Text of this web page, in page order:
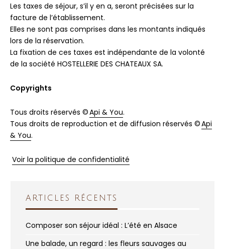
Les taxes de séjour, s’il y en a, seront précisées sur la
facture de l’établissement.
Elles ne sont pas comprises dans les montants indiqués
lors de la réservation.
La fixation de ces taxes est indépendante de la volonté
de la société HOSTELLERIE DES CHATEAUX SA.
Copyrights
Tous droits réservés ©Api & You.
Tous droits de reproduction et de diffusion réservés ©Api
& You.
Voir la politique de confidentialité
ARTICLES RÉCENTS
Composer son séjour idéal : L’été en Alsace
Une balade, un regard : les fleurs sauvages au